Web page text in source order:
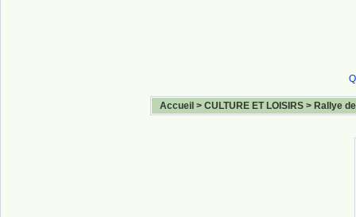
Accueil > CULTURE ET LOISIRS > Rallye